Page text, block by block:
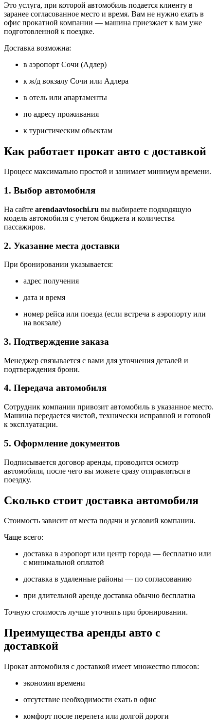
Это услуга, при которой автомобиль подается клиенту в
заранее согласованное место и время. Вам не нужно ехать в
офис прокатной компании — машина приезжает к вам уже
подготовленной к поездке.
Доставка возможна:
в аэропорт Сочи (Адлер)
к ж/д вокзалу Сочи или Адлера
в отель или апартаменты
по адресу проживания
к туристическим объектам
Как работает прокат авто с доставкой
Процесс максимально простой и занимает минимум времени.
1. Выбор автомобиля
На сайте arendaavtosochi.ru вы выбираете подходящую
модель автомобиля с учетом бюджета и количества
пассажиров.
2. Указание места доставки
При бронировании указывается:
адрес получения
дата и время
номер рейса или поезда (если встреча в аэропорту или
на вокзале)
3. Подтверждение заказа
Менеджер связывается с вами для уточнения деталей и
подтверждения брони.
4. Передача автомобиля
Сотрудник компании привозит автомобиль в указанное место.
Машина передается чистой, технически исправной и готовой
к эксплуатации.
5. Оформление документов
Подписывается договор аренды, проводится осмотр
автомобиля, после чего вы можете сразу отправляться в
поездку.
Сколько стоит доставка автомобиля
Стоимость зависит от места подачи и условий компании.
Чаще всего:
доставка в аэропорт или центр города — бесплатно или
с минимальной оплатой
доставка в удаленные районы — по согласованию
при длительной аренде доставка обычно бесплатна
Точную стоимость лучше уточнять при бронировании.
Преимущества аренды авто с
доставкой
Прокат автомобиля с доставкой имеет множество плюсов:
экономия времени
отсутствие необходимости ехать в офис
комфорт после перелета или долгой дороги